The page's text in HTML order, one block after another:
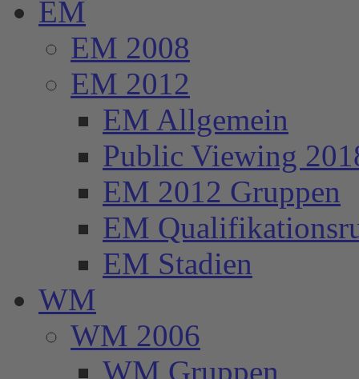
EM
EM 2008
EM 2012
EM Allgemein
Public Viewing
EM 2012 Gruppen
EM
EM Stadien
WM
WM 2006
WM Gruppen